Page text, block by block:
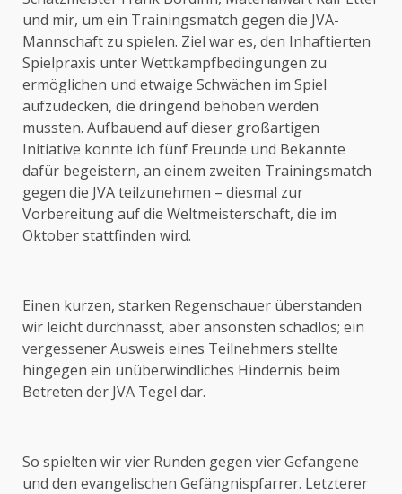
und mir, um ein Trainingsmatch gegen die JVA-
Mannschaft zu spielen. Ziel war es, den Inhaftierten
Spielpraxis unter Wettkampfbedingungen zu
ermöglichen und etwaige Schwächen im Spiel
aufzudecken, die dringend behoben werden
mussten. Aufbauend auf dieser großartigen
Initiative konnte ich fünf Freunde und Bekannte
dafür begeistern, an einem zweiten Trainingsmatch
gegen die JVA teilzunehmen – diesmal zur
Vorbereitung auf die Weltmeisterschaft, die im
Oktober stattfinden wird.
Einen kurzen, starken Regenschauer überstanden
wir leicht durchnässt, aber ansonsten schadlos; ein
vergessener Ausweis eines Teilnehmers stellte
hingegen ein unüberwindliches Hindernis beim
Betreten der JVA Tegel dar.
So spielten wir vier Runden gegen vier Gefangene
und den evangelischen Gefängnispfarrer. Letzterer